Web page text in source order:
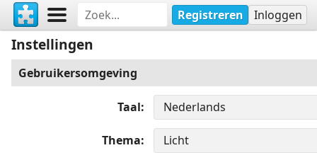
Registreren Inloggen
Instellingen
Gebruikersomgeving
Taal
Thema